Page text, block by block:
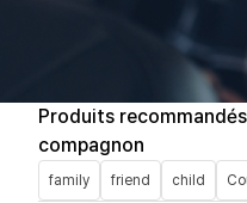
Produits
compagnon
family friend child